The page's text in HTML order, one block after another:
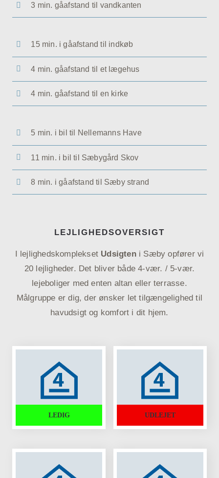
3 min. gåafstand til vandkanten
15 min. i gåafstand til indkøb
4 min. gåafstand til et lægehus
4 min. gåafstand til en kirke
5 min. i bil til Nellemanns Have
11 min. i bil til Sæbygård Skov
8 min. i gåafstand til Sæby strand
LEJLIGHEDSOVERSIGT
I lejlighedskomplekset Udsigteni Sæby opfører vi
20 lejligheder. Det bliver både 4-vær. / 5-vær.
lejeboliger med enten altan eller terrasse.
Målgruppe er dig, der ønsker let tilgængelighed til
havudsigt og komfort i dit hjem.
LEDIG UDLEJET